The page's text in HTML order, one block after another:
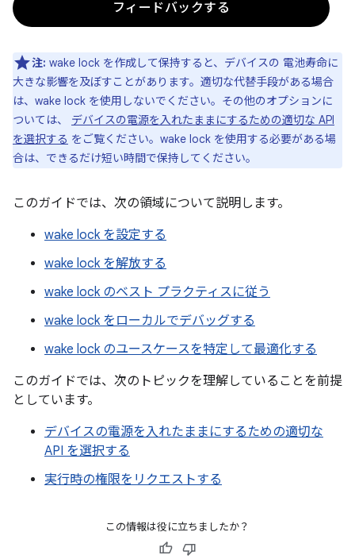
フィードバックする
注: wake lock を作成して保持すると、デバイスの 電池寿命に
大きな影響を及ぼすことがあります。適切な代替手段がある場合
は、wake lock を使用しないでください。その他のオプションに
ついては、 デバイスの電源を入れたままにするための適切な API
を選択する をご覧ください。wake lock を使用する必要がある場
合は、できるだけ短い時間で保持してください。
このガイドでは、次の領域について説明します。
wake lock を設定する
wake lock を解放する
wake lock のベスト プラクティスに従う
wake lock をローカルでデバッグする
wake lock のユースケースを特定して最適化する
このガイドでは、次のトピックを理解していることを前提
としています。
デバイスの電源を入れたままにするための適切な
API を選択する
実行時の権限をリクエストする
この情報は役に立ちましたか？